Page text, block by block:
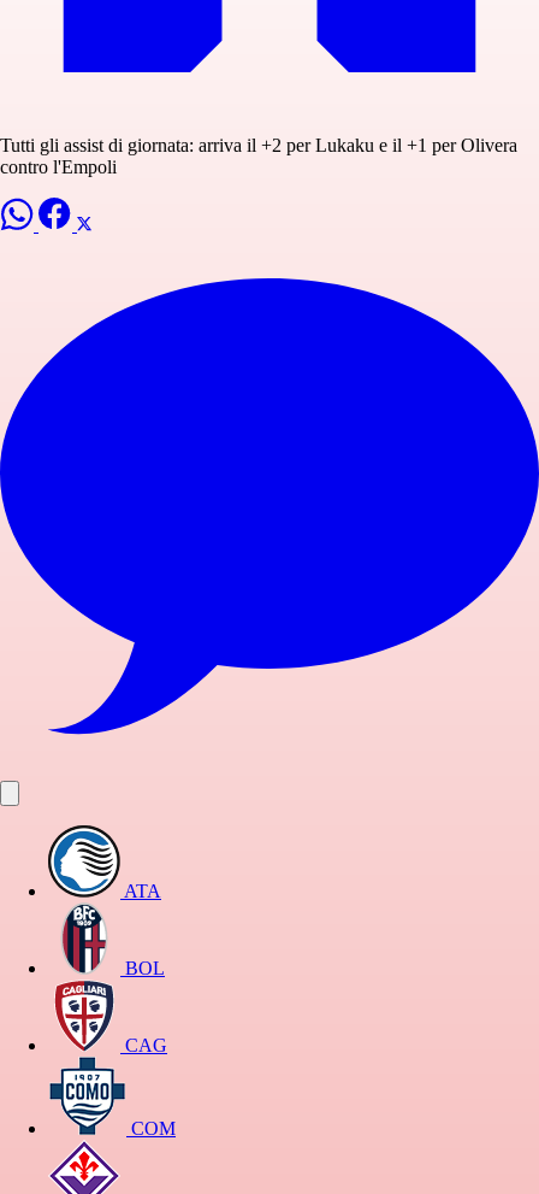
Tutti gli assist di giornata: arriva il +2 per Lukaku e il +1 per Olivera
contro l'Empoli
ATA
BOL
CAG
COM